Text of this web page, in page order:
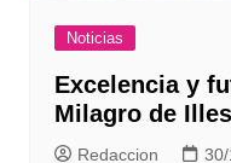
Noticias
Excelencia y
Milagro de
Redaccion